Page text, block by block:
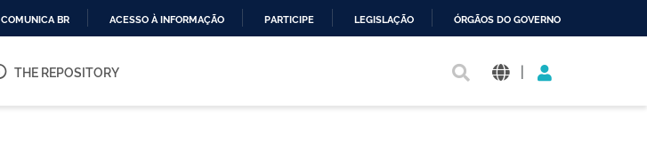
O
COMUNICA BR ACESSO À INFORMAÇÃO PARTICIPE LEGISLAÇÃO ÓRGÃOS DO GOVERNO
THE REPOSITORY |